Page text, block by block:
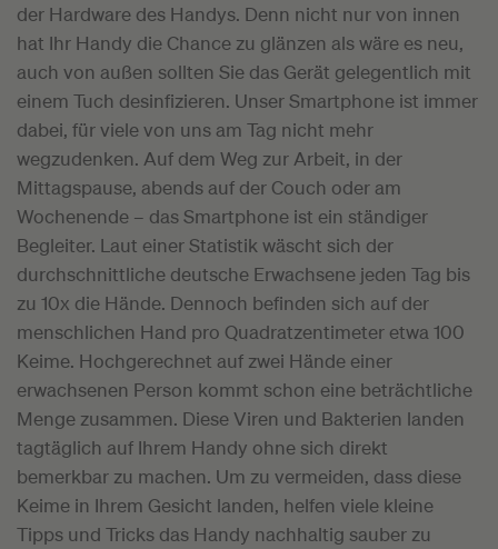
der Hardware des Handys. Denn nicht nur von innen
hat Ihr Handy die Chance zu glänzen als wäre es neu,
auch von außen sollten Sie das Gerät gelegentlich mit
einem Tuch desinfizieren. Unser Smartphone ist immer
dabei, für viele von uns am Tag nicht mehr
wegzudenken. Auf dem Weg zur Arbeit, in der
Mittagspause, abends auf der Couch oder am
Wochenende – das Smartphone ist ein ständiger
Begleiter. Laut einer Statistik wäscht sich der
durchschnittliche deutsche Erwachsene jeden Tag bis
zu 10x die Hände. Dennoch befinden sich auf der
menschlichen Hand pro Quadratzentimeter etwa 100
Keime. Hochgerechnet auf zwei Hände einer
erwachsenen Person kommt schon eine beträchtliche
Menge zusammen. Diese Viren und Bakterien landen
tagtäglich auf Ihrem Handy ohne sich direkt
bemerkbar zu machen. Um zu vermeiden, dass diese
Keime in Ihrem Gesicht landen, helfen viele kleine
Tipps und Tricks das Handy nachhaltig sauber zu